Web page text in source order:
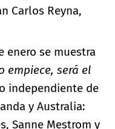
Carlos Reyna,
enero se muestra
empiece, será el
independiente de
y Australia:
Sanne Mestrom y